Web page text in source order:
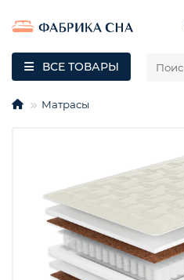
ВСЕ ТОВАРЫ
Матрасы